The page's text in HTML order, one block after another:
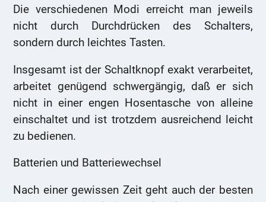
Die verschiedenen Modi erreicht man jeweils
nicht durch Durchdrücken des Schalters,
sondern durch leichtes Tasten.
Insgesamt ist der Schaltknopf exakt verarbeitet,
arbeitet genügend schwergängig, daß er sich
nicht in einer engen Hosentasche von alleine
einschaltet und ist trotzdem ausreichend leicht
zu bedienen.
Batterien und Batteriewechsel
Nach einer gewissen Zeit geht auch der besten